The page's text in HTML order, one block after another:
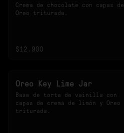
Crema de chocolate con capas de
Oreo triturada.
$12.900
Oreo Key Lime Jar
Base de torta de vainilla con
capas de crema de limón y Oreo
triturada.